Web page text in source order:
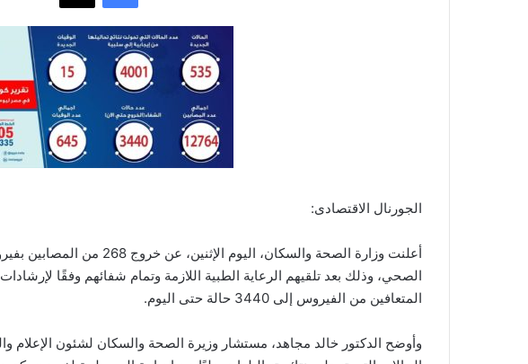
الجورنال الاقتصادى:
أعلنت وزارة الصحة والسكان،
الصحي، وذلك بعد تلقيهم الرعاية الطبية اللازمة وتمام شفائهم وفقًا
المتعافين من الفيروس إلى 3440 حالة حتى اليوم.
وأوضح الدكتور خالد مجاهد، مستشار وزيرة الصحة والسكان لشئون الإعلام